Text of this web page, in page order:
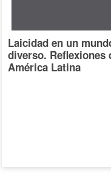
Laicidad en un
diverso. Reflexiones
América Latina